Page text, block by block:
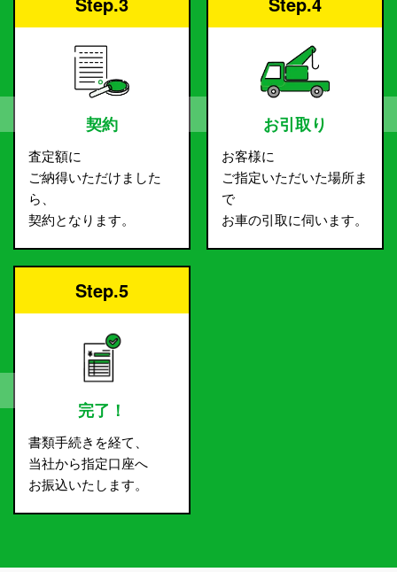
契約
査定額に
ご納得いただけました
ら、
契約となります。
お引取り
お客様に
ご指定いただいた場所ま
で
お車の引取に伺います。
Step.5
完了！
書類手続きを経て、
当社から指定口座へ
お振込いたします。